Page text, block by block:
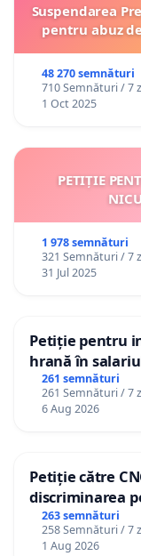
Suspendarea
pentru abuz
48 270 semnături
710 Semnături / 7
1 Oct 2025
PETIȚIE
1 978 semnături
321 Semnături / 7
31 Jul 2025
Petiție pentru
hrană în
gradațiilor de
personali
261 semnături
261 Semnături / 7
6 Aug 2026
Petiție către
discriminarea
către
263 semnături
258 Semnături / 7
1 Aug 2026